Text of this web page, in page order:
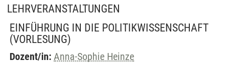
LEHRVERANSTALTUNGEN
EINFÜHRUNG IN DIE POLITIKWISSENSCHAFT
(VORLESUNG)
Dozent/in: Anna-Sophie Heinze